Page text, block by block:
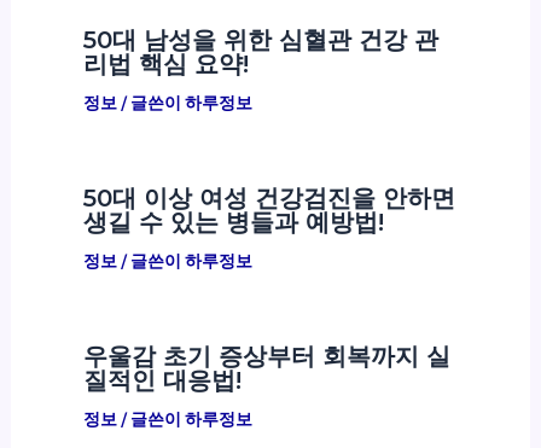
50대 남성을 위한 심혈관 건강 관
리법 핵심 요약!
정보/ 글쓴이 하루정보
50대 이상 여성 건강검진을 안하면
생길 수 있는 병들과 예방법!
정보/ 글쓴이 하루정보
우울감 초기 증상부터 회복까지 실
질적인 대응법!
정보/ 글쓴이 하루정보